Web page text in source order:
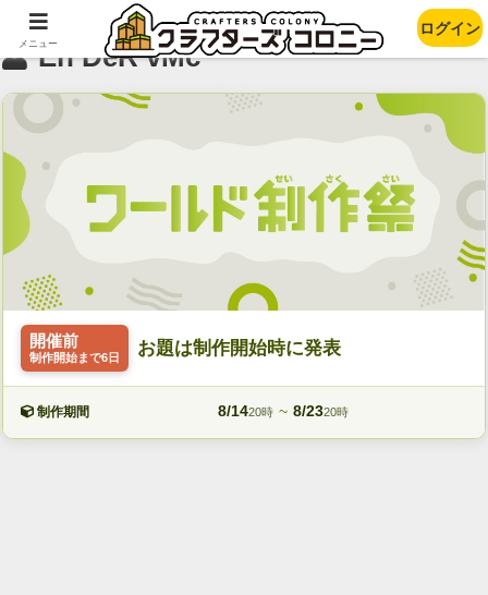
En DeR vMc
開催前
制作開始まで6日 お題は制作開始時に発表
制作期間 8/1420時 ~ 8/2320時
メニュー
ログイン